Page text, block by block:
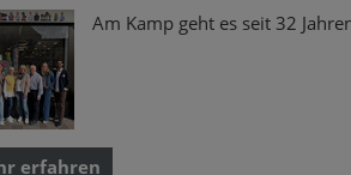
Am Kamp geht es seit 32
erfahren